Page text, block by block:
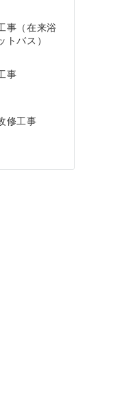
事（在来浴
バス）
事
修工事